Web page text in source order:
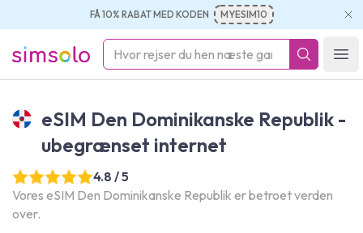
FÅ 10% RABAT MED KODEN MYESIM10
simsolo
eSIM Den Dominikanske Republik -
ubegrænset internet
4.8 / 5
Vores eSIM Den Dominikanske Republik er betroet verden
over.